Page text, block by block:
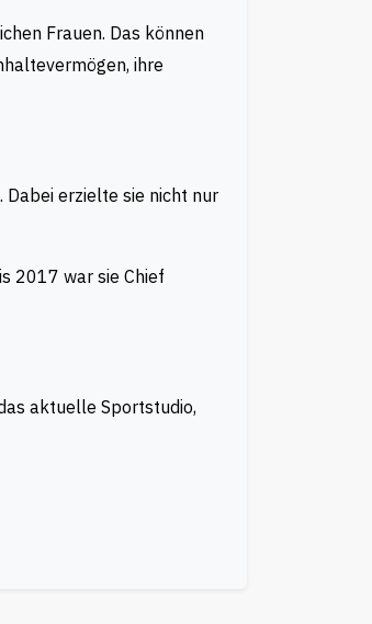
Frauen. Das können
ihre
erzielte sie nicht nur
2017 war sie Chief
aktuelle Sportstudio,